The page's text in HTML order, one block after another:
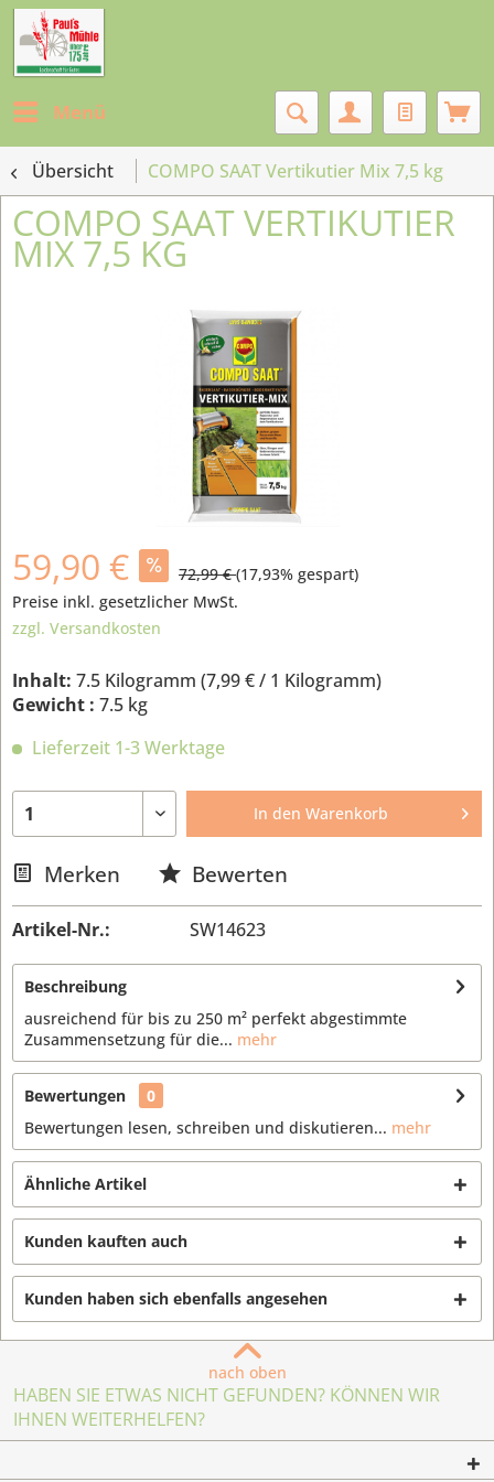
Menü
Übersicht COMPO SAAT Vertikutier Mix 7,5 kg
COMPO SAAT VERTIKUTIER
MIX 7,5 KG
59,90 € 72,99 €(17,93% gespart)
Preise inkl. gesetzlicher MwSt.
zzgl. Versandkosten
Inhalt: 7.5 Kilogramm (7,99 €/ 1 Kilogramm)
Gewicht : 7.5 kg
Lieferzeit 1-3 Werktage
In den Warenkorb
Merken Bewerten
Artikel-Nr.: SW14623
Beschreibung
ausreichend für bis zu 250 m² perfekt abgestimmte
Zusammensetzung für die... mehr
Bewertungen
0
Bewertungen lesen, schreiben und diskutieren... mehr
Ähnliche Artikel
Kunden kauften auch
Kunden haben sich ebenfalls angesehen
nach oben
HABEN SIE ETWAS NICHT GEFUNDEN? KÖNNEN WIR
IHNEN WEITERHELFEN?